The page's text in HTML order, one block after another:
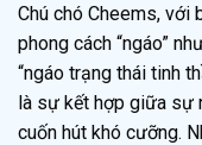
Chú chó Cheems, với
phong cách “ngáo”
“ngáo trạng thái tinh
là sự kết hợp giữa sự
cuốn hút khó cưỡng.